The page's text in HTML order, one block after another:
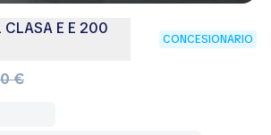
CLASA E E 200
CONCESIONARIO
€